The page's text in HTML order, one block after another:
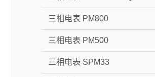
三相电表 PM800
三相电表 PM500
三相电表 SPM33